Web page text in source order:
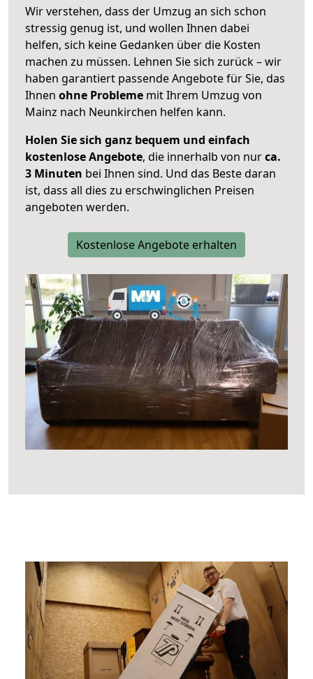
Wir verstehen, dass der Umzug an sich schon
stressig genug ist, und wollen Ihnen dabei
helfen, sich keine Gedanken über die Kosten
machen zu müssen. Lehnen Sie sich zurück – wir
haben garantiert passende Angebote für Sie, das
Ihnen ohne Probleme mit Ihrem Umzug von
Mainz nach Neunkirchen helfen kann.
Holen Sie sich ganz bequem und einfach
kostenlose Angebote, die innerhalb von nurca.
3 Minuten bei Ihnen sind. Und das Beste daran
ist, dass all dies zu erschwinglichen Preisen
angeboten werden.
Kostenlose Angebote erhalten